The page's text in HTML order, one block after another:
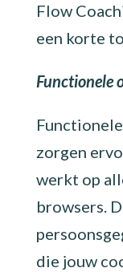
Flow
een korte
Functionele
zorgen
werkt op
browsers.
die jouw